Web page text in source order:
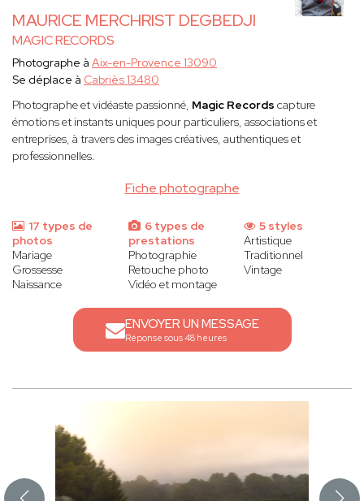
MAURICE MERCHRIST DEGBEDJI
MAGIC RECORDS
Fiche photographe
Photographe à Aix-en-Provence 13090
Se déplace à Cabriès 13480
Photographe et vidéaste passionné, Magic Records capture
émotions et instants uniques pour particuliers, associations et
entreprises, à travers des images créatives, authentiques et
professionnelles.
17 types de
photos
Mariage
Grossesse
Naissance
6 types de
prestations
Photographie
Retouche photo
Vidéo et montage
5 styles
Artistique
Traditionnel
Vintage
ENVOYER UN MESSAGE
Réponse sous 48 heures